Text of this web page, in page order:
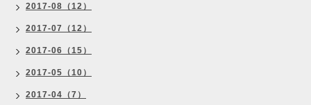
2017-08（12）
2017-07（12）
2017-06（15）
2017-05（10）
2017-04（7）